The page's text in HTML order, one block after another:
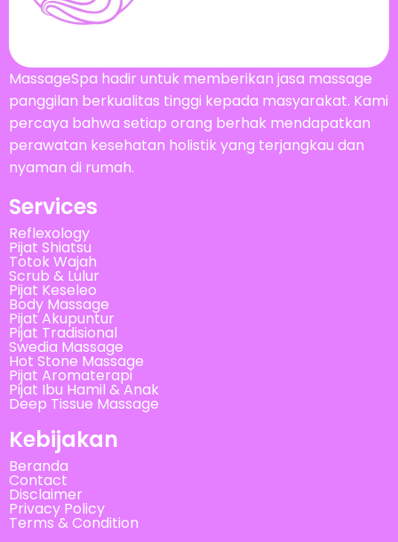
MassageSpa hadir untuk memberikan jasa massage
panggilan berkualitas tinggi kepada masyarakat. Kami
percaya bahwa setiap orang berhak mendapatkan
perawatan kesehatan holistik yang terjangkau dan
nyaman di rumah.
Services
Reflexology
Pijat Shiatsu
Totok Wajah
Scrub & Lulur
Pijat Keseleo
Body Massage
Pijat Akupuntur
Pijat Tradisional
Swedia Massage
Hot Stone Massage
Pijat Aromaterapi
Pijat Ibu Hamil & Anak
Deep Tissue Massage
Kebijakan
Beranda
Contact
Disclaimer
Privacy Policy
Terms & Condition